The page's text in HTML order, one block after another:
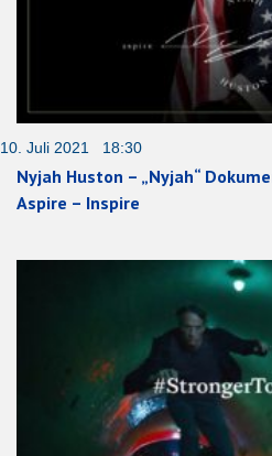
10. Juli 2021 18:30
Nyjah Huston – „Nyjah“
Aspire – Inspire